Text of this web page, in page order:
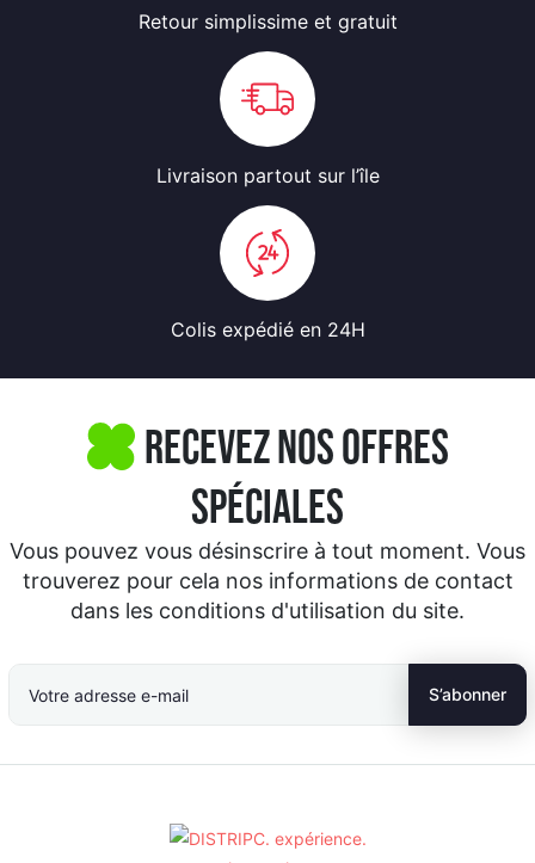
Retour simplissime et gratuit
Livraison partout sur l’île
Colis expédié en 24H
Recevez nos offres
spéciales
Vous pouvez vous désinscrire à tout moment. Vous
trouverez pour cela nos informations de contact
dans les conditions d'utilisation du site.